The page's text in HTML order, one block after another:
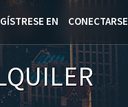
EN CONECTARSE